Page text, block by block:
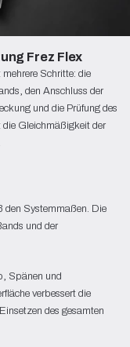
Frez Flex
Schritte: die
den Anschluss der
und die Prüfung des
die Gleichmäßigkeit der
den Systemmaßen. Die
und der
Spänen und
verbessert die
des gesamten